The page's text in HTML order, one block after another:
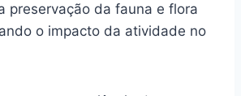
preservação da fauna e flora
o impacto da atividade no